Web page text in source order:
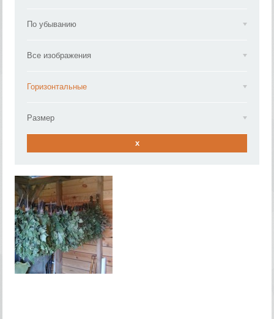
По убыванию
Все изображения
Горизонтальные
Размер
x